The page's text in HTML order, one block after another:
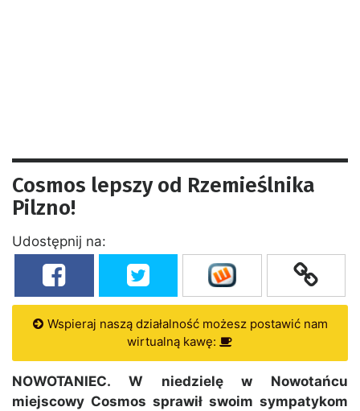
Cosmos lepszy od Rzemieślnika
Pilzno!
Udostępnij na:
Wspieraj naszą działalność możesz postawić nam
wirtualną kawę:
NOWOTANIEC. W niedzielę w Nowotańcu
miejscowy Cosmos sprawił swoim sympatykom